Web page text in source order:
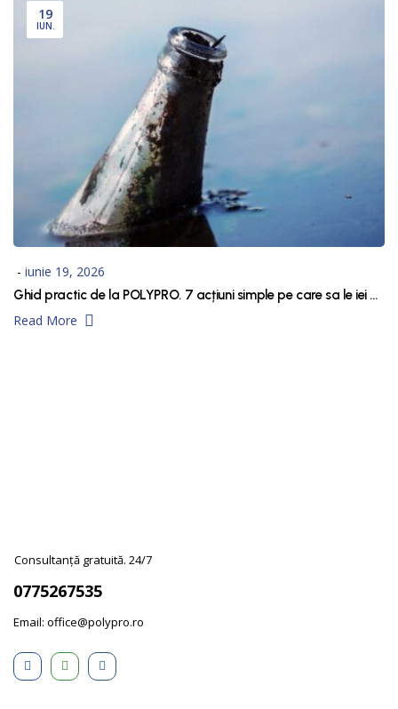
19
IUN.
iunie 19, 2026
Ghid practic de la POLYPRO. 7 acțiuni simple pe care sa le iei pentru reducerea poluarii apei
Read More
Consultanță gratuită. 24/7
0775267535
Email: office@polypro.ro